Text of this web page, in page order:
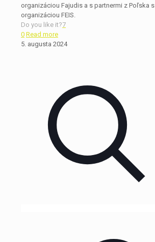
organizáciou Fajudis a s partnermi z Poľska s
organizáciou FEIS.
Do you like it?7
0 Read more
5. augusta 2024